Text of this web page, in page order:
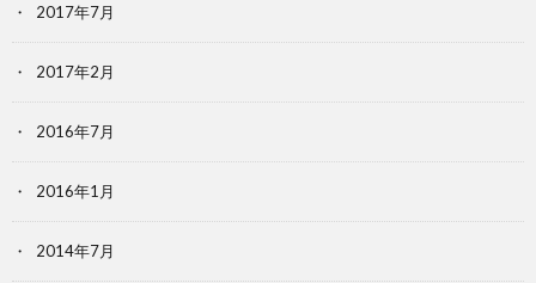
2017年7月
2017年2月
2016年7月
2016年1月
2014年7月